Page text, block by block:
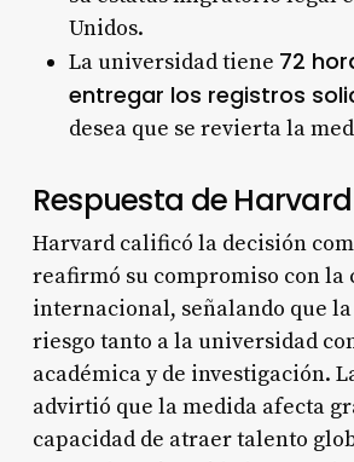
Unidos.
La universidad tiene 72
entregar los registros
desea que se revierta la
Respuesta de Harvard
Harvard calificó la decisión
reafirmó su compromiso con la
internacional, señalando que
riesgo tanto a la universidad
académica y de investigación.
advirtió que la medida afecta
capacidad de atraer talento